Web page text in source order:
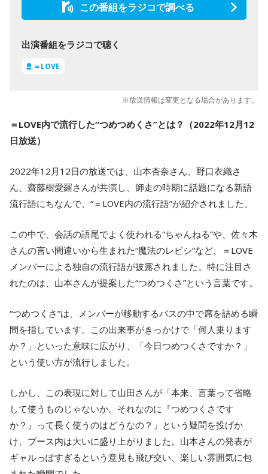
この番組をラジコで調べる
出演番組をラジコで聴く
＝LOVE
※放送情報は変更となる場合があります。
＝LOVE内で流行した“つめつめくさ”とは？（2022年12月12
日放送）
2022年12月12日の放送では、山本杏奈さん、野口衣織さ
ん、齋藤樹愛羅さんが共演し、師走の時期に話題になる新語
流行語にちなんで、“＝LOVE内の流行語”が紹介されました。
この中で、会話の語尾でよく使われる“ちゃんねる”や、佐々木
さんの言い間違いから生まれた“魔法のレピシ”など、＝LOVE
メンバーによる独自の流行語が披露されました。特に注目さ
れたのは、山本さんが提案した“つめつくさ”という言葉です。
“つめつくさ”は、メンバーが移動するバスの中で席を詰める瞬
間を指しています。この出来事がきっかけで「何人乗ります
か？」といった意味に広がり、「今日つめつくさですか？」
という使い方が流行しました。
しかし、この表現に対して山田さんが「本来、言葉って省略
して使うものじゃないか。それなのに『つめつくさです
か？』って長く使うのはどうなの？」という疑問を投げか
け、ブース内は大いに盛り上がりました。山本さんの発表が
ギャルっぽすぎるという意見も飛び交い、楽しい雰囲気に包